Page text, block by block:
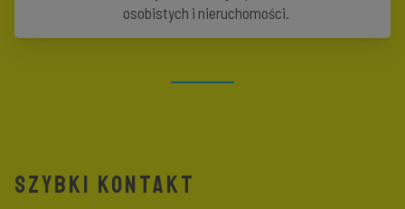
osobistych i nieruchomości.
SZYBKI KONTAKT